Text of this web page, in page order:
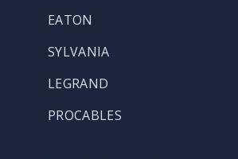
EATON
SYLVANIA
LEGRAND
PROCABLES